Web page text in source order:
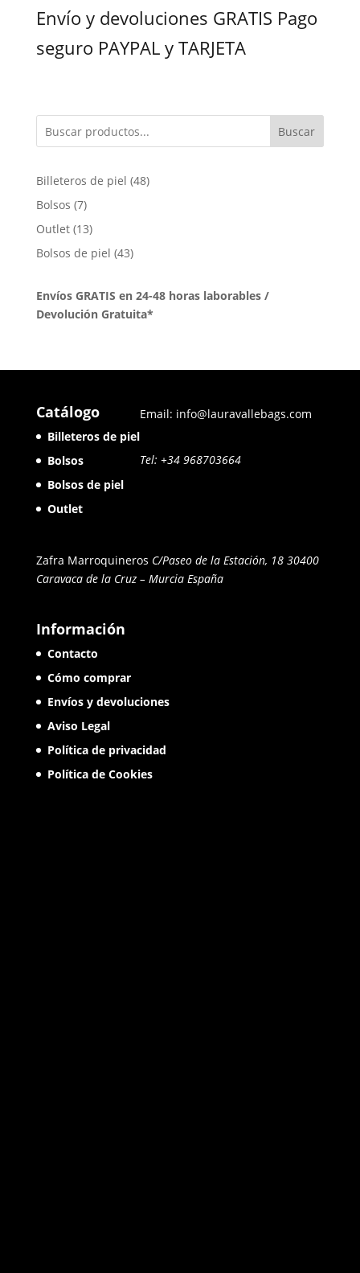
Envío y devoluciones GRATIS Pago
seguro PAYPAL y TARJETA
Buscar
Billeteros de piel 4848
Bolsos 77
productos
Outlet 1313
productos
Bolsos de piel 4343
Envíos GRATIS en 24-48 horas laborables /
Devolución Gratuita*
Catálogo
Billeteros de piel
Bolsos
Bolsos de piel
Outlet
Email: info@lauravallebags.com
Tel: +34 968703664
Zafra Marroquineros C/Paseo de la Estación, 18 30400
Caravaca de la Cruz – Murcia España
Información
Contacto
Cómo comprar
Envíos y devoluciones
Aviso Legal
Política de privacidad
Política de Cookies